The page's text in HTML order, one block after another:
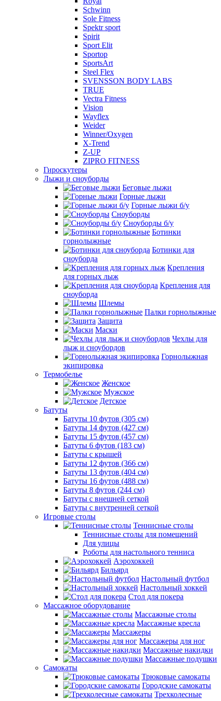
Schwinn
Sole Fitness
Spektr sport
Spirit
Sport Elit
Sportop
SportsArt
Steel Flex
SVENSSON BODY LABS
TRUE
Vectra Fitness
Vision
Wayflex
Weider
Winner/Oxygen
X-Trend
Z-UP
ZIPRO FITNESS
Гироскутеры
Лыжи и сноуборды
Беговые лыжи
Горные лыжи
Горные лыжи б/у
Сноуборды
Сноуборды б/у
Ботинки
горнолыжные
Ботинки для
сноуборда
Крепления
для горных лыж
Крепления для
сноуборда
Шлемы
Палки горнолыжные
Защита
Маски
Чехлы для
лыж и сноубордов
Горнолыжная
экипировка
Термобелье
Женское
Мужское
Детское
Батуты
Батуты 10 футов (305 см)
Батуты 14 футов (427 см)
Батуты 15 футов (457 см)
Батуты 6 футов (183 см)
Батуты с крышей
Батуты 12 футов (366 см)
Батуты 13 футов (404 см)
Батуты 16 футов (488 см)
Батуты 8 футов (244 см)
Батуты с внешней сеткой
Батуты с внутренней сеткой
Игровые столы
Теннисные столы
Теннисные столы для помещений
Для улицы
Роботы для настольного тенниса
Аэрохоккей
Бильярд
Настольный футбол
Настольный хоккей
Стол для покера
Массажное оборудование
Массажные столы
Массажные кресла
Массажеры
Массажеры для ног
Массажные накидки
Массажные подушки
Самокаты
Трюковые самокаты
Городские самокаты
Трехколесные